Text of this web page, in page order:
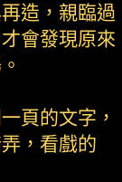
造，親臨過
會發現原來
頁的文字，
，看戲的